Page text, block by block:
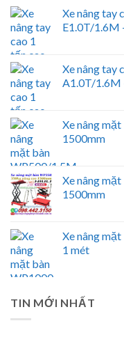
Xe nâng tay
E1.0T/1.6M
Xe nâng tay
A1.0T/1.6M
Xe nâng
1500mm
Xe nâng
1500mm
Xe nâng
1 mét
TIN MỚI NHẤT